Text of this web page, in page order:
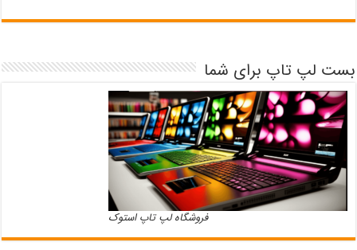
بست لپ تاپ برای شما
فروشگاه لپ تاپ استوک